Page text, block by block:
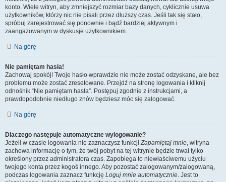
konto. Wiele witryn, aby zmniejszyć rozmiar bazy danych, cyklicznie usuwa
użytkowników, którzy nic nie pisali przez dłuższy czas. Jeśli tak się stało,
spróbuj zarejestrować się ponownie i bądź bardziej aktywnym i
zaangażowanym w dyskusje użytkownikiem.
Na górę
Nie pamiętam hasła!
Zachowaj spokój! Twoje hasło wprawdzie nie może zostać odzyskane, ale bez
problemu może zostać zresetowane. Przejdź na stronę logowania i kliknij
odnośnik “Nie pamiętam hasła”. Postępuj zgodnie z instrukcjami, a
prawdopodobnie niedługo znów będziesz móc się zalogować.
Na górę
Dlaczego następuje automatyczne wylogowanie?
Jeżeli w czasie logowania nie zaznaczysz funkcjiZapamiętaj mnie, witryna
zachowa informację o tym, że twój pobyt na tej witrynie będzie trwał tylko
określony przez administratora czas. Zapobiega to niewłaściwemu użyciu
twojego konta przez kogoś innego. Aby pozostać zalogowanym/zalogowaną,
podczas logowania zaznacz funkcję Loguj mnie automatycznie. Jest to